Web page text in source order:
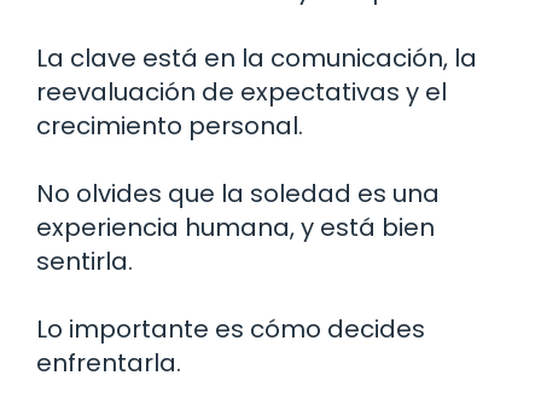
La clave está en la comunicación, la
reevaluación de expectativas y el
crecimiento personal.
No olvides que la soledad es una
experiencia humana, y está bien
sentirla.
Lo importante es cómo decides
enfrentarla.